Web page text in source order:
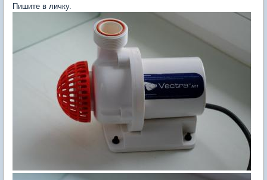
Пишите в личку.